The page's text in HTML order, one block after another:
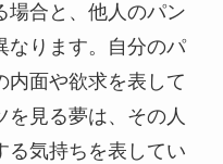
場合と、他人のパン
なります。自分のパ
内面や欲求を表して
を見る夢は、その人
る気持ちを表してい